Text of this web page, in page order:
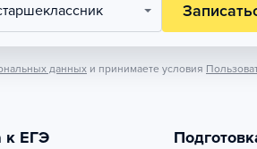
старшеклассник
данных и принимаете условия
к ЕГЭ